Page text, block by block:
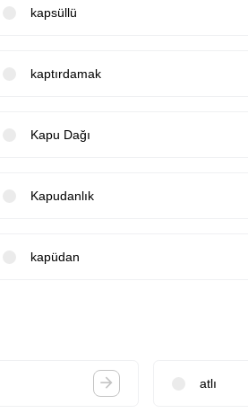
kapsüllü
kaptırdamak
Kapu Dağı
Kapudanlık
kapüdan
atlı